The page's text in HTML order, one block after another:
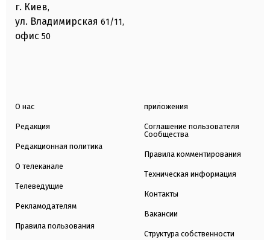
г. Киев,
ул. Владимирская 61/11,
офис 50
О нас
Редакция
Редакционная политика
О телеканале
Телеведущие
Рекламодателям
Правила пользования
приложения
Соглашение пользователя
Сообщества
Правила комментирования
Техническая информация
Контакты
Вакансии
Структура собственности